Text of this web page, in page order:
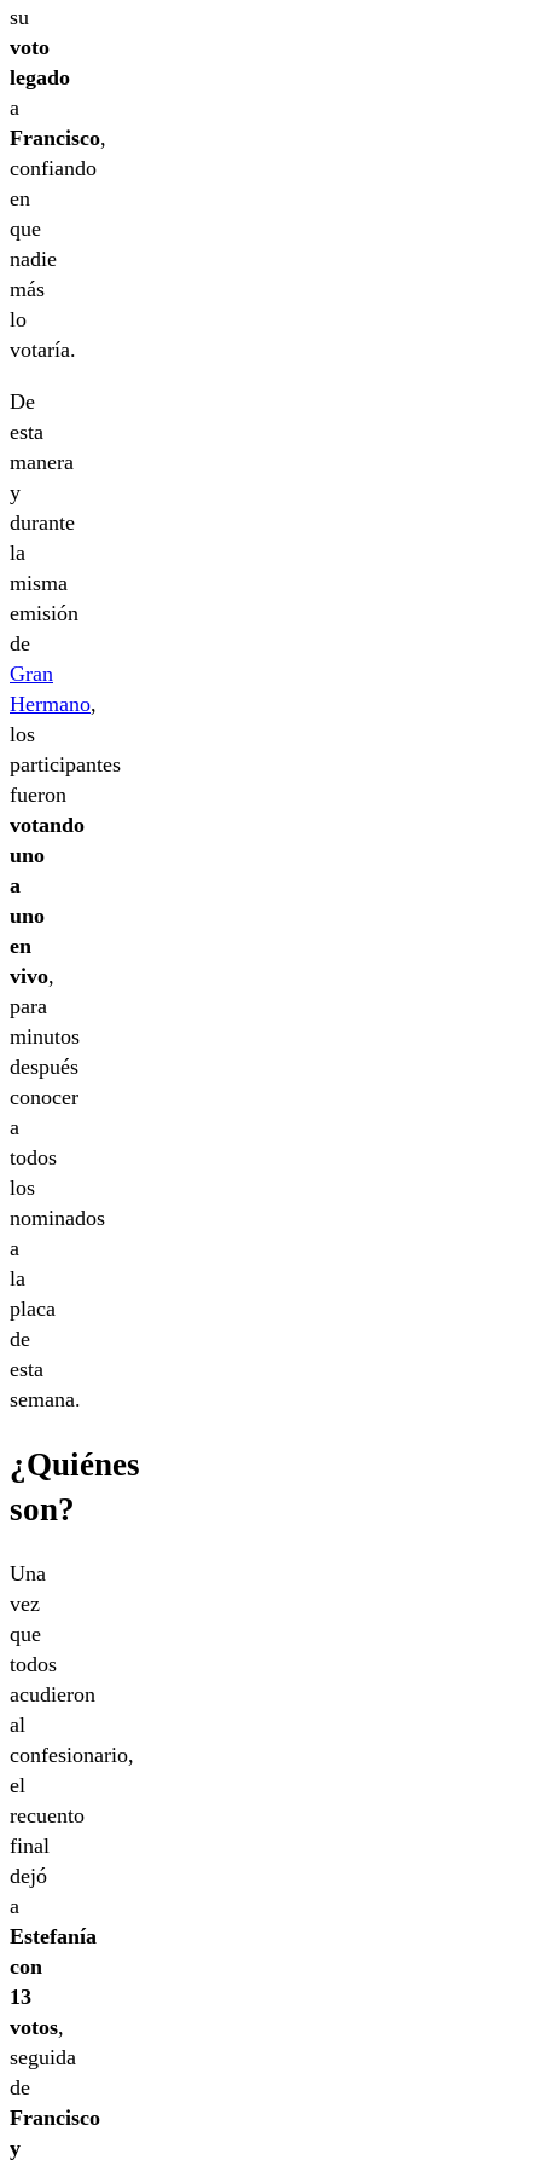
su
voto
legado
a
Francisco,
confiando
en
que
nadie
más
lo
votaría.
De
esta
manera
y
durante
la
misma
emisión
de
Gran
Hermano,
los
participantes
fueron
votando
uno
a
uno
en
vivo,
para
minutos
después
conocer
a
todos
los
nominados
a
la
placa
de
esta
semana.
¿Quiénes
son?
Una
vez
que
todos
acudieron
al
confesionario,
el
recuento
final
dejó
a
Estefanía
con
13
votos,
seguida
de
Francisco
y